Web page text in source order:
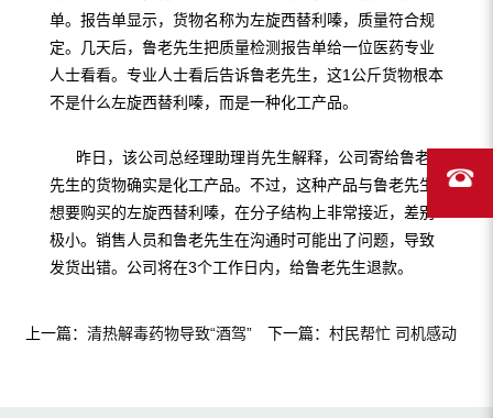
单。报告单显示，货物名称为左旋西替利嗪，质量符合规
定。几天后，鲁老先生把质量检测报告单给一位医药专业
人士看看。专业人士看后告诉鲁老先生，这1公斤货物根本
不是什么左旋西替利嗪，而是一种化工产品。
昨日，该公司总经理助理肖先生解释，公司寄给鲁老
先生的货物确实是化工产品。不过，这种产品与鲁老先生
想要购买的左旋西替利嗪，在分子结构上非常接近，差别
极小。销售人员和鲁老先生在沟通时可能出了问题，导致
发货出错。公司将在3个工作日内，给鲁老先生退款。
上一篇： 清热解毒药物导致“酒驾” 下一篇： 村民帮忙 司机感动